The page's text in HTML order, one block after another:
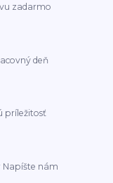
zadarmo
deň
príležitosť
nám